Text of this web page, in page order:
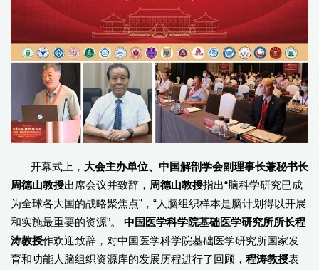
开幕式上， 大会主办单位、中国解剖学会副理事长兼秘书长
周德山教授出席会议并致辞， 周德山教授指出“脑科学研究已成
为全球各大国的战略聚焦点”，“人脑组织样本是脑计划得以开展
和实施最重要的资源”。 中国医学科学院基础医学研究所所长程
涛教授作欢迎致辞，对中国医学科学院基础医学研究所国家发
育和功能人脑组织资源库的发展历程进行了回顾， 程涛教授表